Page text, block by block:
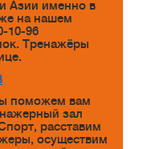
Азии именно в
на нашем
10-96
Тренажёры
поможем вам
зал
расставим
осуществим